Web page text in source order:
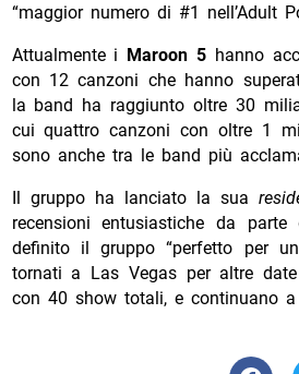
“maggior numero di #1 nell’Adult
Attualmente i Maroon 5 hanno
con 12 canzoni che hanno
la band ha raggiunto oltre 30
cui quattro canzoni con oltre 1
sono anche tra le band più
Il gruppo ha lanciato la sua
recensioni entusiastiche da
definito il gruppo “perfetto per
tornati a Las Vegas per altre
con 40 show totali, e continuano